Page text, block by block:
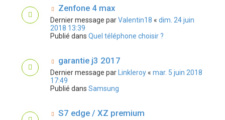
Zenfone 4 max
Dernier message parValentin18 « dim. 24 juin
2018 13:39
Publié dans Quel téléphone choisir ?
garantie j3 2017
Dernier message parLinkleroy« mar. 5 juin 2018
17:49
Publié dans Samsung
S7 edge / XZ premium